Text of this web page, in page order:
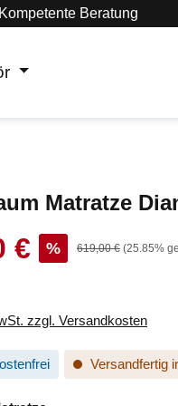
Beratung
Matratze
€ % Regulärer Preis:
619,00 € (25.85%
zzgl. Versandkosten
Versandfertig